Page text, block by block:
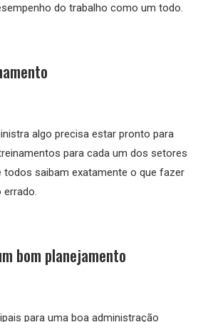
do trabalho como um todo.
algo precisa estar pronto para
para cada um dos setores
todos saibam exatamente o que fazer
errado.
bom planejamento
para uma boa administração